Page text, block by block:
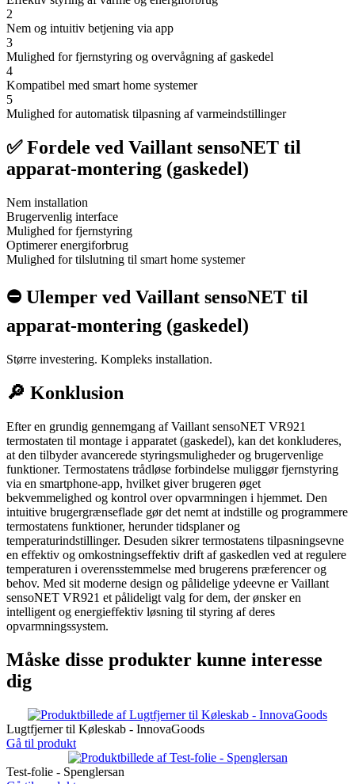
2
Nem og intuitiv betjening via app
3
Mulighed for fjernstyring og overvågning af gaskedel
4
Kompatibel med smart home systemer
5
Mulighed for automatisk tilpasning af varmeindstillinger
✅ Fordele ved Vaillant sensoNET til
apparat-montering (gaskedel)
Nem installation
Brugervenlig interface
Mulighed for fjernstyring
Optimerer energiforbrug
Mulighed for tilslutning til smart home systemer
⛔️ Ulemper ved Vaillant sensoNET til
apparat-montering (gaskedel)
Større investering. Kompleks installation.
🔎 Konklusion
Efter en grundig gennemgang af Vaillant sensoNET VR921
termostaten til montage i apparatet (gaskedel), kan det konkluderes,
at den tilbyder avancerede styringsmuligheder og brugervenlige
funktioner. Termostatens trådløse forbindelse muliggør fjernstyring
via en smartphone-app, hvilket giver brugeren øget
bekvemmelighed og kontrol over opvarmningen i hjemmet. Den
intuitive brugergrænseflade gør det nemt at indstille og programmere
termostatens funktioner, herunder tidsplaner og
temperaturindstillinger. Desuden sikrer termostatens tilpasningsevne
en effektiv og omkostningseffektiv drift af gaskedlen ved at regulere
temperaturen i overensstemmelse med brugerens præferencer og
behov. Med sit moderne design og pålidelige ydeevne er Vaillant
sensoNET VR921 et pålideligt valg for dem, der ønsker en
intelligent og energieffektiv løsning til styring af deres
opvarmningssystem.
Måske disse produkter kunne interesse
dig
Lugtfjerner til Køleskab - InnovaGoods
Gå til produkt
Test-folie - Spenglersan